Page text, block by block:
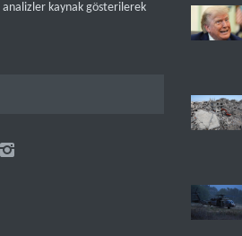
kaynak gösterilerek